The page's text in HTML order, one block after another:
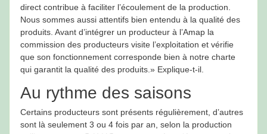
direct contribue à faciliter l’écoulement de la production.
Nous sommes aussi attentifs bien entendu à la qualité des
produits. Avant d’intégrer un producteur à l’Amap la
commission des producteurs visite l’exploitation et vérifie
que son fonctionnement corresponde bien à notre charte
qui garantit la qualité des produits.» Explique-t-il.
Au rythme des saisons
Certains producteurs sont présents régulièrement, d’autres
sont là seulement 3 ou 4 fois par an, selon la production